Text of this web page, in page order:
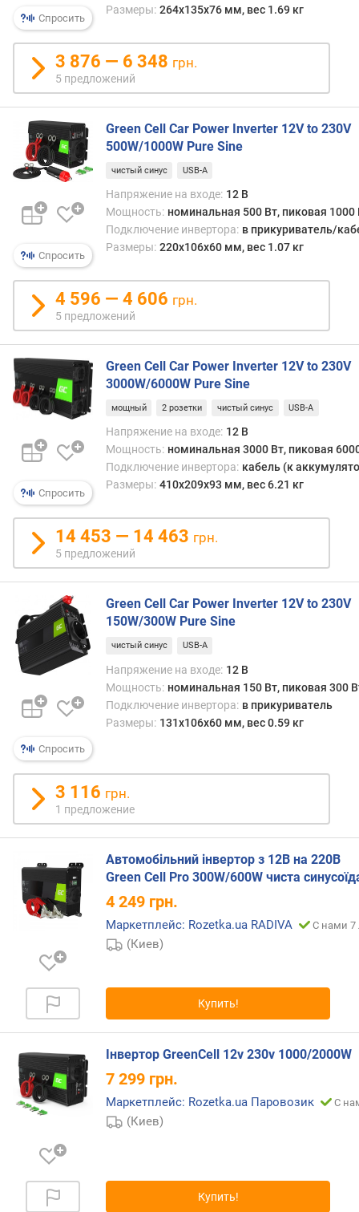
(
ш
)
л
и
н
а
а
б
л
я
м
в
с
(
г
)
Спросить
Размеры: 264x135x76 мм, вес 1.69 кг
3 876 — 6 348 грн.
5 предложений
Спросить
Green Cell Car Power Inverter 12V to 230V
500W/1000W Pure Sine
чистый синус USB-A
Напряжение на входе: 12 В
Мощность: номинальная 500 Вт, пиковая 1000
Подключение инвертора: в прикуриватель/
Размеры: 220x106x60 мм, вес 1.07 кг
4 596 — 4 606 грн.
5 предложений
Спросить
Green Cell Car Power Inverter 12V to 230V
3000W/6000W Pure Sine
мощный 2 розетки чистый синус USB-A
Напряжение на входе: 12 В
Мощность: номинальная 3000 Вт, пиковая
Подключение инвертора: кабель (к
Размеры: 410x209x93 мм, вес 6.21 кг
14 453 — 14 463 грн.
5 предложений
Спросить
Green Cell Car Power Inverter 12V to 230V
150W/300W Pure Sine
чистый синус USB-A
Напряжение на входе: 12 В
Мощность: номинальная 150 Вт, пиковая 300
Подключение инвертора: в прикуриватель
Размеры: 131x106x60 мм, вес 0.59 кг
3 116 грн.
1 предложение
Автомобільний інвертор з 12В на 220В
Green Cell Pro 300W/600W чиста
4 249 грн.
Маркетплейс: Rozetka.ua RADIVA С нами 7
(Киев)
Купить!
Інвертор GreenCell 12v 230v 1000/2000W
7 299 грн.
Маркетплейс: Rozetka.ua Паровозик С
(Киев)
Купить!